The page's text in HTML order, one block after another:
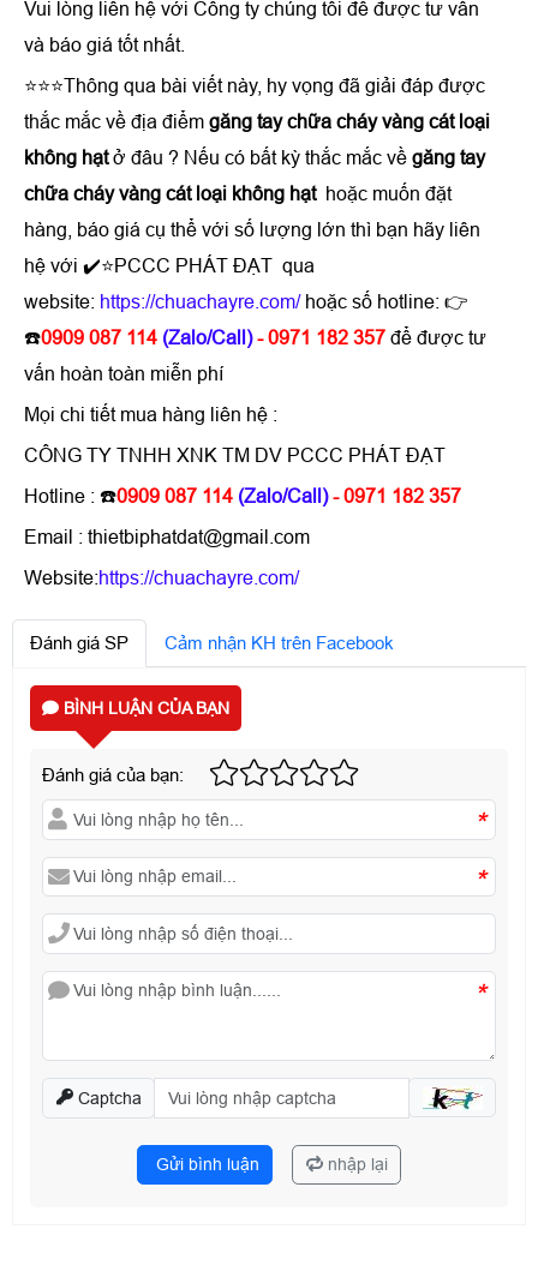
Vui lòng liên hệ với Công ty chúng tôi để được tư vấn
và báo giá tốt nhất.
⭐⭐⭐Thông qua bài viết này, hy vọng đã giải đáp được
thắc mắc về địa điểm găng tay chữa cháy vàng cát loại
không hạtở đâu ? Nếu có bất kỳ thắc mắc về găng tay
chữa cháy vàng cát loại không hạt hoặc muốn đặt
hàng, báo giá cụ thể với số lượng lớn thì bạn hãy liên
hệ với ✔️⭐PCCC PHÁT ĐẠT qua
website: https://chuachayre.com/ hoặc số hotline: 👉
☎️0909 087 114 (Zalo/Call) - 0971 182 357 để được tư
vấn hoàn toàn miễn phí
Mọi chi tiết mua hàng liên hệ :
CÔNG TY TNHH XNK TM DV PCCC PHÁT ĐẠT
Hotline : ☎️0909 087 114 (Zalo/Call) - 0971 182 357
Email : thietbiphatdat@gmail.com
Website:https://chuachayre.com/
Đánh giá SP Cảm nhận KH trên Facebook
BÌNH LUẬN CỦA BẠN
Đánh giá của bạn:
*
*
*
Captcha
Gửi bình luận nhập lại